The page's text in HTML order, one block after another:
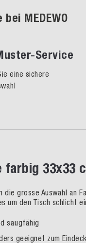
MEDEWO
Service
eine sichere
farbig 33x33
die grosse Auswahl an
um den Tisch schlicht
saugfähig
geeignet zum